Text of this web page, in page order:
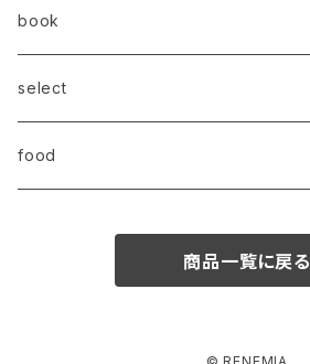
objet
art
stationery
西石垣友里子
與那覇朝大
book
select
REAL PLANTS
food
my favorite kokutou
my favorite kokutou
商品一覧に戻る